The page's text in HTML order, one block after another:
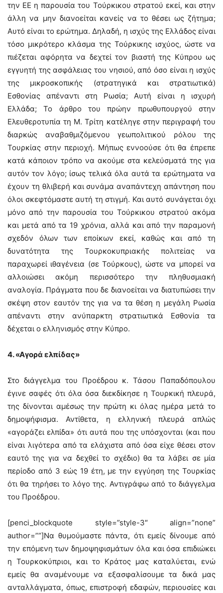
την ΕΕ η παρουσία του Τούρκικου στρατού εκεί, και στην
άλλη να μην διανοείται κανείς να το θέσει ως ζήτημα;
Αυτό είναι το ερώτημα. Δηλαδή, η ισχύς της Ελλάδος είναι
τόσο μικρότερο κλάσμα της Τούρκικης ισχύος, ώστε να
πιέζεται αφόρητα να δεχτεί τον βιαστή της Κύπρου ως
εγγυητή της ασφάλειας του νησιού, από όσο είναι η ισχύς
της μικροσκοπικής (στρατηγικά και στρατιωτικά)
Εσθονίας απέναντι στη Ρωσία; Αυτή είναι η ισχυρή
Ελλάδα; Το άρθρο του πρώην πρωθυπουργού στην
Ελευθεροτυπία τη Μ. Τρίτη κατέληγε στην περιγραφή του
διαρκώς αναβαθμιζόμενου γεωπολιτικού ρόλου της
Τουρκίας στην περιοχή. Μήπως εννοούσε ότι θα έπρεπε
κατά κάποιον τρόπο να ακούμε στα κελεύσματά της για
αυτόν τον λόγο; ίσως τελικά όλα αυτά τα ερώτηματα να
έχουν τη θλιβερή και συνάμα αναπάντεχη απάντηση που
όλοι σκεφτόμαστε αυτή τη στιγμή. Και αυτό συνάγεται όχι
μόνο από την παρουσία του Τούρκικου στρατού ακόμα
και μετά από τα 19 χρόνια, αλλά και από την παραμονή
σχεδόν όλων των εποίκων εκεί, καθώς και από τη
δυνατότητα της Τουρκοκυπριακής πολιτείας να
παραχωρεί ιθαγένεια (σε Τούρκους), ώστε να μπορεί να
αλλοιώσει ακόμη περισσότερο την πληθυσμιακή
αναλογία. Πράγματα που δε διανοείται να διατυπώσει την
σκέψη στον εαυτόν της για να τα θέση η μεγάλη Ρωσία
απέναντι στην ανύπαρκτη στρατιωτικά Εσθονία τα
δέχεται ο ελληνισμός στην Κύπρο.
4. «Αγορά ελπίδας»
Στο διάγγελμα του Προέδρου κ. Τάσου Παπαδόπουλου
έγινε σαφές ότι όλα όσα διεκδίκησε η Τουρκική πλευρά,
της δίνονται αμέσως την πρώτη κι όλας ημέρα μετά το
δημοψήφισμα. Αντίθετα, η ελληνική πλευρά απλώς
«αγοράζει ελπίδα» ότι αυτά που της υπόσχονται (και που
είναι λιγότερα από τα ελάχιστα από όσα είχε θέσει στον
εαυτό της για να δεχθεί το σχέδιο) θα τα λάβει σε μία
περίοδο από 3 εώς 19 έτη, με την εγγύηση της Τουρκίας
ότι θα τηρήσει το λόγο της. Αντιγράφω από το διάγγελμα
του Προέδρου.
[penci_blockquote style=”style-3″ align=”none”
author=””]Να θυμούμαστε πάντα, ότι εμείς δίνουμε από
την επόμενη των δημοψηφισμάτων όλα και όσα επιδιώκει
η Τουρκοκύπριοι, και το Κράτος μας καταλύεται, ενώ
εμείς θα αναμένουμε να εξασφαλίσουμε τα δικά μας
ανταλλάγματα, όπως, επιστροφή εδαφών, περιουσίες και